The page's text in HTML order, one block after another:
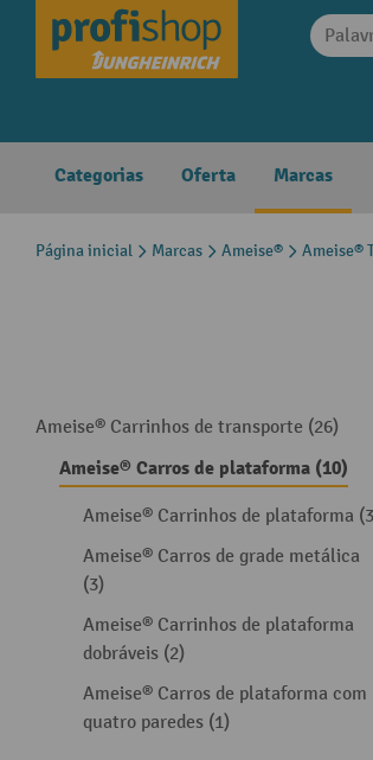
Saltar para a navegação principal
Categorias Oferta Marcas
Página inicial Marcas Ameise® Ameise®
Ameise® Carrinhos de transporte (26)
Ameise® Carros de plataforma (10)
Ameise® Carrinhos de plataforma
Ameise® Carros de grade metálica
(3)
Ameise® Carrinhos de plataforma
dobráveis (2)
Ameise® Carros de plataforma com
quatro paredes (1)